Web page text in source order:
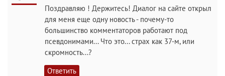
Поздравляю ! Держитесь! Диалог на сайте открыл
для меня еще одну новость - почему-то
большинство комментаторов работают под
псевдонимами... Что это... страх как 37-м, или
скромность...?
Ответить